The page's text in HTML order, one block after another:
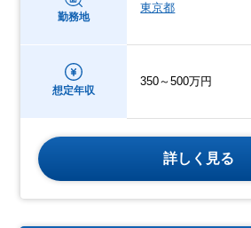
勤務地
東京都
想定年収
350～500万円
詳しく見る